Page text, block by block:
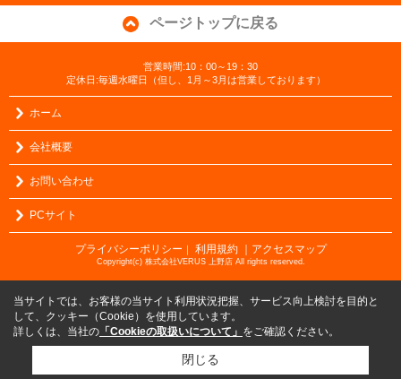
ページトップに戻る
営業時間:10：00～19：30
定休日:毎週水曜日（但し、1月～3月は営業しております）
ホーム
会社概要
お問い合わせ
PCサイト
プライバシーポリシー ｜ 利用規約 ｜アクセスマップ
Copyright(c) 株式会社VERUS 上野店 All rights reserved.
当サイトでは、お客様の当サイト利用状況把握、サービス向上検討を目的と
して、クッキー（Cookie）を使用しています。
詳しくは、当社の 「Cookieの取扱いについて」 をご確認ください。
閉じる